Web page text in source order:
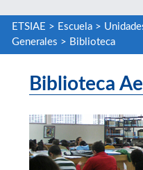
ETSIAE > Escuela>
Generales > Biblioteca
Biblioteca